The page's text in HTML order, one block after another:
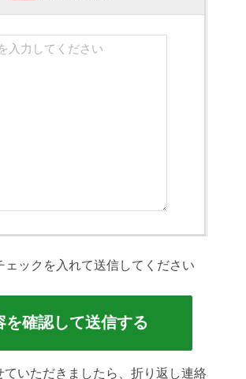
ェックを入れて送信してください
ていただきましたら、折り返し連絡